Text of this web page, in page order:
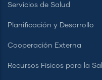
Servicios de Salud
Planificación y Desarrollo
Cooperación Externa
Recursos Físicos para la